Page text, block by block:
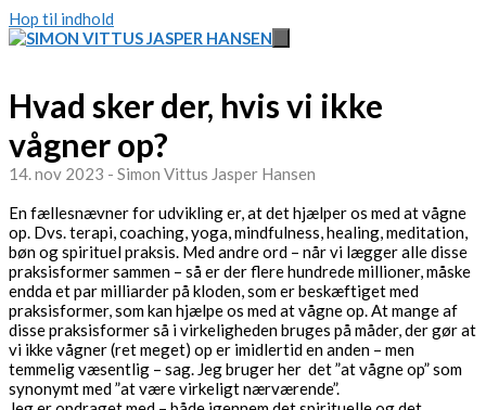
Hop til indhold
Hvad sker der, hvis vi ikke
vågner op?
14. nov 2023 - Simon Vittus Jasper Hansen
En fællesnævner for udvikling er, at det hjælper os med at vågne
op. Dvs. terapi, coaching, yoga, mindfulness, healing, meditation,
bøn og spirituel praksis. Med andre ord – når vi lægger alle disse
praksisformer sammen – så er der flere hundrede millioner, måske
endda et par milliarder på kloden, som er beskæftiget med
praksisformer, som kan hjælpe os med at vågne op. At mange af
disse praksisformer så i virkeligheden bruges på måder, der gør at
vi ikke vågner (ret meget) op er imidlertid en anden – men
temmelig væsentlig – sag. Jeg bruger her det ”at vågne op” som
synonymt med ”at være virkeligt nærværende”.